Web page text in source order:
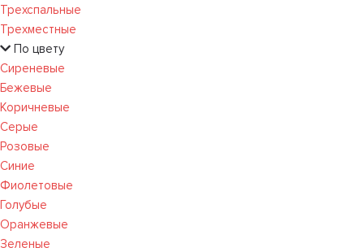
Трехспальные
Трехместные
По цвету
Сиреневые
Бежевые
Коричневые
Серые
Розовые
Синие
Фиолетовые
Голубые
Оранжевые
Зеленые